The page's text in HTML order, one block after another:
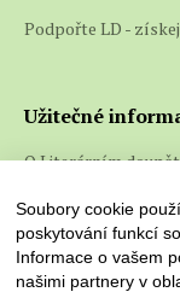
Podpořte LD -
Užitečné
O Literárním
Soubory cookie
poskytování funkcí
Informace o vašem
našimi partnery v